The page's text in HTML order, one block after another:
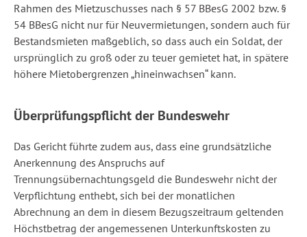
Rahmen des Mietzuschusses nach § 57 BBesG 2002 bzw. §
54 BBesG nicht nur für Neuvermietungen, sondern auch für
Bestandsmieten maßgeblich, so dass auch ein Soldat, der
ursprünglich zu groß oder zu teuer gemietet hat, in spätere
höhere Mietobergrenzen „hineinwachsen“ kann.
Überprüfungspflicht der Bundeswehr
Das Gericht führte zudem aus, dass eine grundsätzliche
Anerkennung des Anspruchs auf
Trennungsübernachtungsgeld die Bundeswehr nicht der
Verpflichtung enthebt, sich bei der monatlichen
Abrechnung an dem in diesem Bezugszeitraum geltenden
Höchstbetrag der angemessenen Unterkunftskosten zu